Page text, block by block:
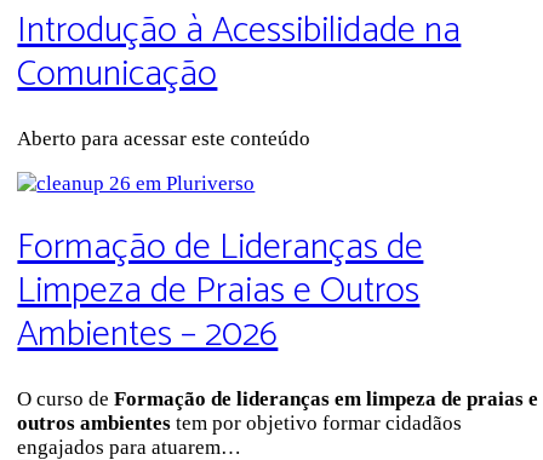
Introdução à Acessibilidade na
Comunicação
Aberto para acessar este conteúdo
Formação de Lideranças de
Limpeza de Praias e Outros
Ambientes – 2026
O curso deFormação de lideranças em limpeza de praias e
outros ambientes tem por objetivo formar cidadãos
engajados para atuarem…